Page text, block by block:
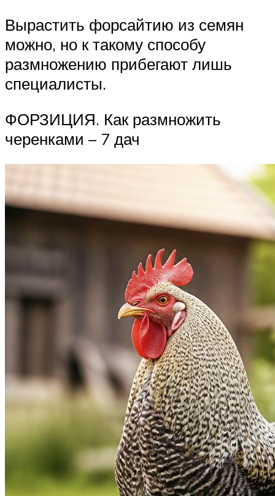
Вырастить форсайтию из семян
можно, но к такому способу
размножению прибегают лишь
специалисты.
ФОРЗИЦИЯ. Как размножить
черенками – 7 дач